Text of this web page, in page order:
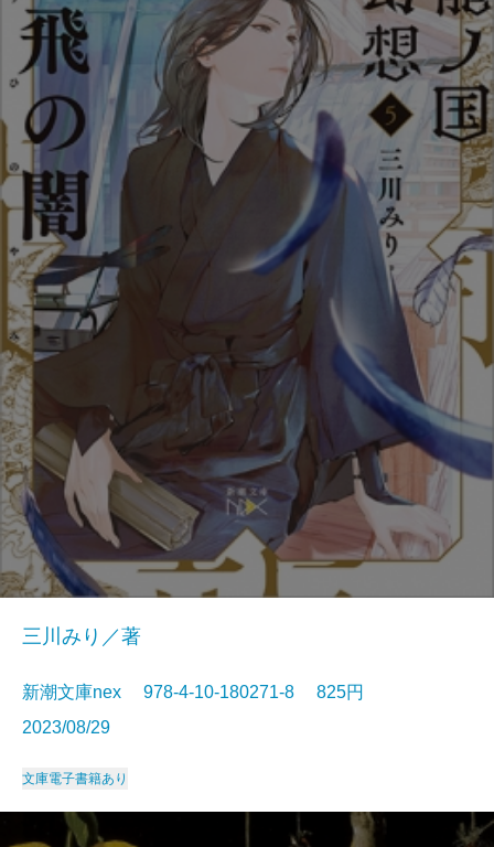
三川みり／著
新潮文庫nex 978-4-10-180271-8 825円
2023/08/29
文庫電子書籍あり